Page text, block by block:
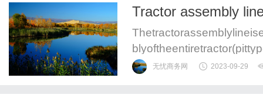
Tractor assembly
无忧商务网 2023-09-29